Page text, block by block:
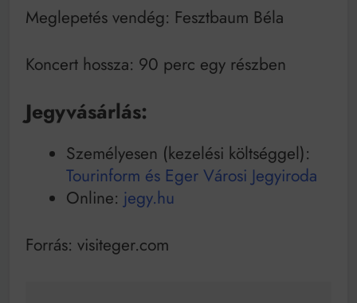
Meglepetés vendég: Fesztbaum Béla
Koncert hossza: 90 perc egy részben
Jegyvásárlás:
Személyesen (kezelési költséggel):
Tourinform és Eger Városi Jegyiroda
Online: jegy.hu
Forrás: visiteger.com